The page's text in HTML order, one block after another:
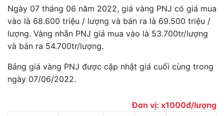
Ngày 07 tháng 06 năm 2022, giá vàng PNJ có giá mua
vào là 68.600 triệu / lượng và bán ra là 69.500 triệu /
lượng. Vàng nhẫn PNJ giá mua vào là 53.700tr/lượng
và bán ra 54.700tr/lượng.
Bảng giá vàng PNJ được cập nhật giá cuối cùng trong
ngày 07/06/2022.
Đơn vị: x1000đ/lượng